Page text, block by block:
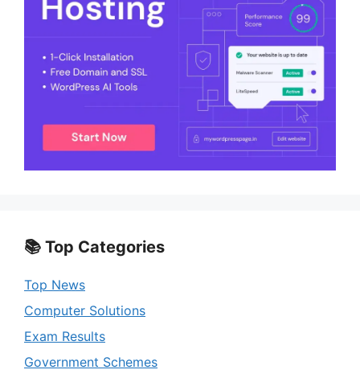
📚 Top Categories
Top News
Computer Solutions
Exam Results
Government Schemes